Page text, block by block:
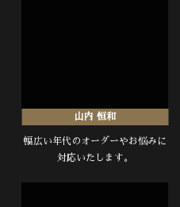
山内 恒和
幅広い年代のオーダーやお悩みに
対応いたします。